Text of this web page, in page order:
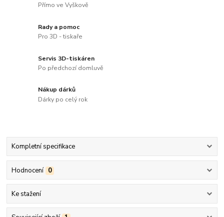
Přímo ve Vyškově
Rady a pomoc
Pro 3D - tiskaře
Servis 3D-tiskáren
Po předchozí domluvě
Nákup dárků
Dárky po celý rok
Kompletní specifikace
Hodnocení 0
Ke stažení